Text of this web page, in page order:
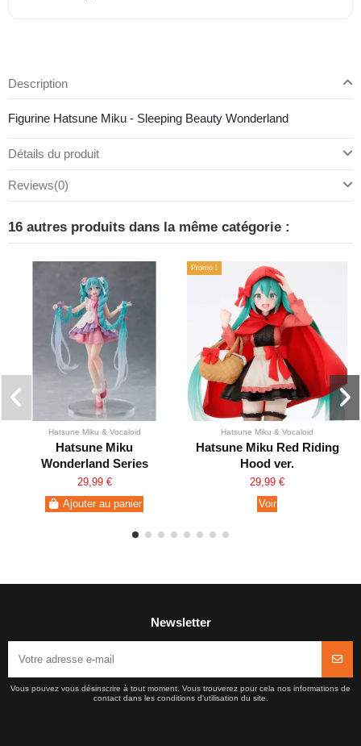
Description
Figurine Hatsune Miku - Sleeping Beauty Wonderland
Détails du produit
Reviews(0)
16 autres produits dans la même catégorie :
Hatsune Miku & Vocaloid
Hatsune Miku
Wonderland Series
Raiponce Ver.
29,99 €
Ajouter au panier
Promo !
Hatsune Miku & Vocaloid
Hatsune Miku Red Riding
Hood ver.
29,99 €
Voir
Newsletter
Vous pouvez vous désinscrire à tout moment. Vous trouverez pour cela nos informations de
contact dans les conditions d'utilisation du site.